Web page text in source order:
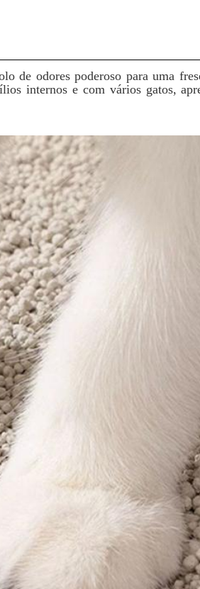
de odores poderoso para uma
internos e com vários gatos,